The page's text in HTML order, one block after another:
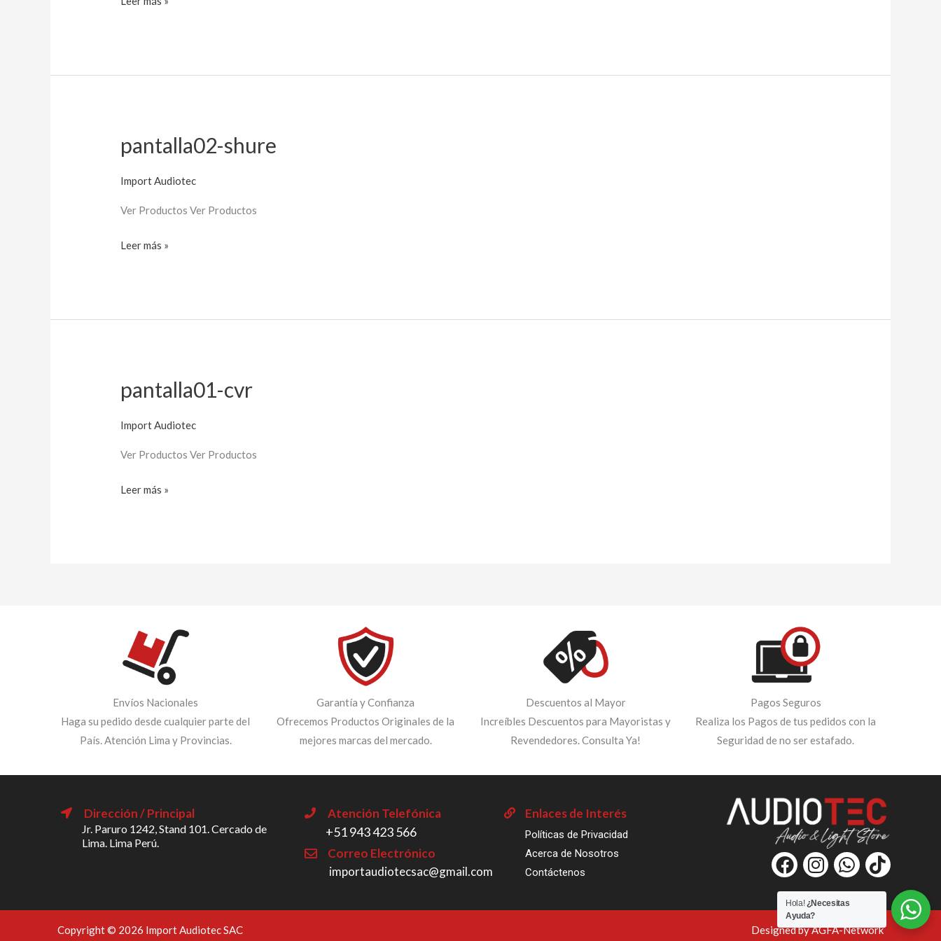
pantalla02-shure
Import Audiotec
Ver Productos Ver Productos
pantalla02-
shure
Leer más »
pantalla01-cvr
Import Audiotec
Ver Productos Ver Productos
pantalla01-
cvr
Leer más »
Envíos Nacionales
Haga su pedido desde cualquier parte del
País. Atención Lima y Provincias.
Garantía y Confianza
Ofrecemos Productos Originales de la
mejores marcas del mercado.
Descuentos al Mayor
Increíbles Descuentos para Mayoristas y
Revendedores. Consulta Ya!
Pagos Seguros
Realiza los Pagos de tus pedidos con la
Seguridad de no ser estafado.
Dirección / Principal
Jr. Paruro 1242, Stand 101. Cercado de
Lima. Lima Perú.
Atención Telefónica
‎+51 943 423 566
Correo Electrónico
importaudiotecsac@gmail.com
Enlaces de Interés
Políticas de Privacidad
Acerca de Nosotros
Contáctenos
F
a
c
e
b
I
n
s
t
a
W
h
a
t
s
T
i
k
o
Copyright © 2026 Import Audiotec SAC Designed by AGFA-Network
Hola!¿Necesitas
Ayuda?